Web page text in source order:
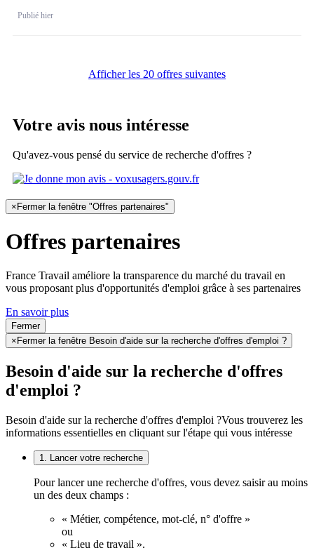
Publié hier
Afficher les 20 offres suivantes
Votre avis nous intéresse
Qu'avez-vous pensé du service de recherche d'offres ?
×Fermer la fenêtre "Offres partenaires"
Offres partenaires
France Travail améliore la transparence du marché du travail en
vous proposant plus d'opportunités d'emploi grâce à ses partenaires
En savoir plus
Fermer
× Fermer la fenêtre Besoin d'aide sur la recherche d'offres d'emploi ?
Besoin d'aide sur la recherche d'offres
d'emploi ?
Besoin d'aide sur la recherche d'offres d'emploi ?Vous trouverez les
informations essentielles en cliquant sur l'étape qui vous intéresse
1. Lancer votre recherche
Pour lancer une recherche d'offres, vous devez saisir au moins
un des deux champs :
« Métier, compétence, mot-clé, n° d'offre »
ou
« Lieu de travail ».